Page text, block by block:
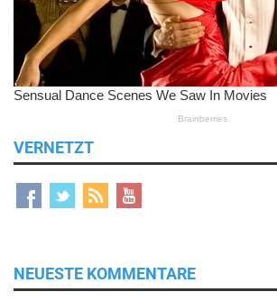
VERNETZT
NEUESTE KOMMENTARE